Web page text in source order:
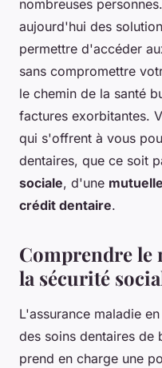
nombreuses
aujourd'hui des
permettre d'accéder
sans compromettre
le chemin de la santé
factures exorbitantes.
qui s'offrent à vous
dentaires, que ce soit
sociale, d'une
crédit dentaire.
Comprendre le
la sécurité
L'assurance maladie
des soins dentaires de
prend en charge une